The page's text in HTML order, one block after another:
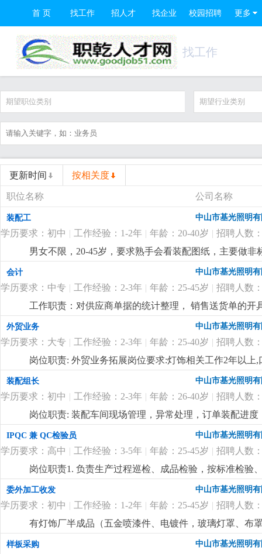
首 页 找工作 招人才 找企业 校园招聘 更多
找工作
期望职位类别 期望行业类别
更新时间 按相关度
职位名称 公司名称
装配工 中山市基光照明
学历要求：初中 | 工作经验：1-2年 | 年龄：20-40岁 | 招聘人数
男女不限，20-45岁，要求熟手会看装配图纸，主要做
班费1:1, 月休2天，吃住有补贴更详细...
会计 中山市基光照明
学历要求：中专 | 工作经验：2-3年 | 年龄：25-45岁 | 招聘人数
工作职责：对供应商单据的统计整理， 销售送货单的
及归集。更详细...
外贸业务 中山市基光照明
学历要求：大专 | 工作经验：2-3年 | 年龄：25-40岁 | 招聘人数
岗位职责: 外贸业务拓展岗位要求:灯饰相关工作2年以
进。岗位待遇:6-12k，单休，提成面议更详细...
装配组长 中山市基光照明
学历要求：初中 | 工作经验：2-3年 | 年龄：26-40岁 | 招聘人数
岗位职责: 装配车间现场管理，异常处理，订单装配进
饰厂管理经验。更详细...
IPQC 兼 QC检验员 中山市基光照明
学历要求：高中 | 工作经验：3-5年 | 年龄：25-45岁 | 招聘人数
岗位职责1. 负责生产过程巡检、成品检验，按标准检验
生产。3. 监督规范操作、现场5s，预防批量不良。4. 跟
维护量具，确保数据可追溯。岗位要求1. 高中及以上学
工艺和检验要求。3. 细心负责、有原则，沟通和执行力
委外加工收发 中山市基光照明
学历要求：初中 | 工作经验：1-2年 | 年龄：25-45岁 | 招聘人数
有灯饰厂半成品（五金喷漆件、电镀件，玻璃灯罩、布
工工艺，清点数量，开单委外，按单收货，要求会用电
样板采购 中山市基光照明